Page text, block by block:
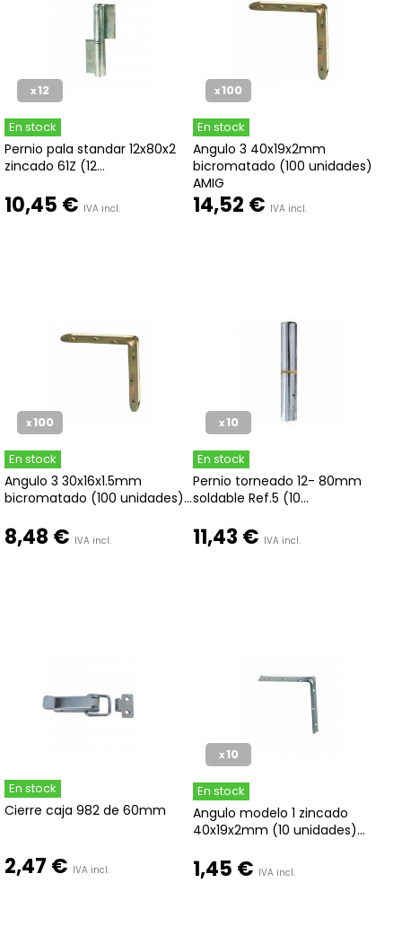
x12
En stock
Pernio pala standar 12x80x2
zincado 61Z (12...
10,45 € IVA incl.
x100
En stock
Angulo 3 40x19x2mm
bicromatado (100 unidades)
AMIG
14,52 € IVA incl.
x100
En stock
Angulo 3 30x16x1.5mm
bicromatado (100 unidades)...
8,48 € IVA incl.
x10
En stock
Pernio torneado 12- 80mm
soldable Ref.5 (10...
11,43 € IVA incl.
En stock
Cierre caja 982 de 60mm
2,47 € IVA incl.
x10
En stock
Angulo modelo 1 zincado
40x19x2mm (10 unidades)...
1,45 € IVA incl.